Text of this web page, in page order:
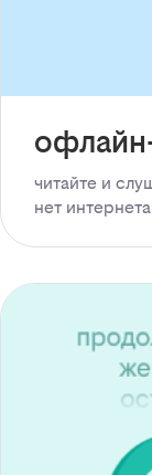
читайте и
нет интернета